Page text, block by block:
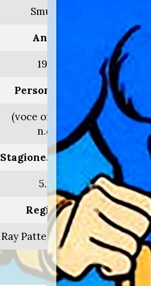
Smurfs
Anno:
1985
Personaggio:
(voce originale
n.d.)
Stagione.Episodio:
5.14
Regia di:
Ray Patterson/vari